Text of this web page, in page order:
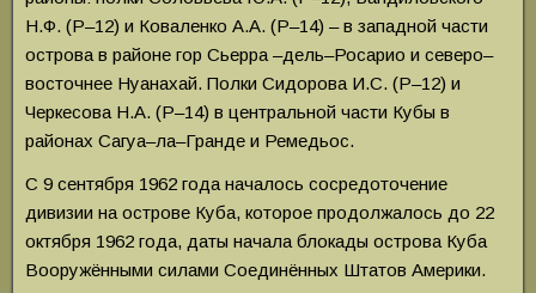
Н.Ф. (Р–12) и Коваленко А.А. (Р–14) – в западной части
острова в районе гор Сьерра –дель–Росарио и северо–
восточнее Нуанахай. Полки Сидорова И.С. (Р–12) и
Черкесова Н.А. (Р–14) в центральной части Кубы в
районах Сагуа–ла–Гранде и Ремедьос.
С 9 сентября 1962 года началось сосредоточение
дивизии на острове Куба, которое продолжалось до 22
октября 1962 года, даты начала блокады острова Куба
Вооружёнными силами Соединённых Штатов Америки.